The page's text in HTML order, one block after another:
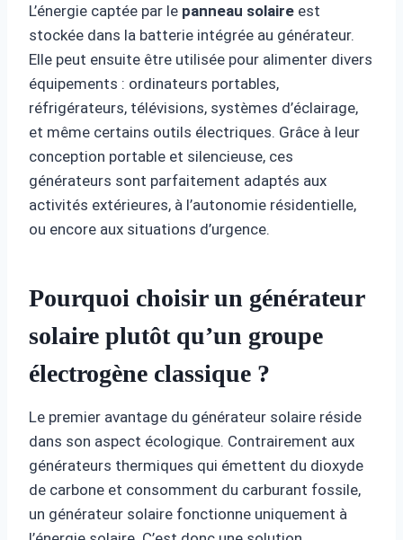
L’énergie captée par le panneau solaire est
stockée dans la batterie intégrée au générateur.
Elle peut ensuite être utilisée pour alimenter divers
équipements : ordinateurs portables,
réfrigérateurs, télévisions, systèmes d’éclairage,
et même certains outils électriques. Grâce à leur
conception portable et silencieuse, ces
générateurs sont parfaitement adaptés aux
activités extérieures, à l’autonomie résidentielle,
ou encore aux situations d’urgence.
Pourquoi choisir un générateur
solaire plutôt qu’un groupe
électrogène classique ?
Le premier avantage du générateur solaire réside
dans son aspect écologique. Contrairement aux
générateurs thermiques qui émettent du dioxyde
de carbone et consomment du carburant fossile,
un générateur solaire fonctionne uniquement à